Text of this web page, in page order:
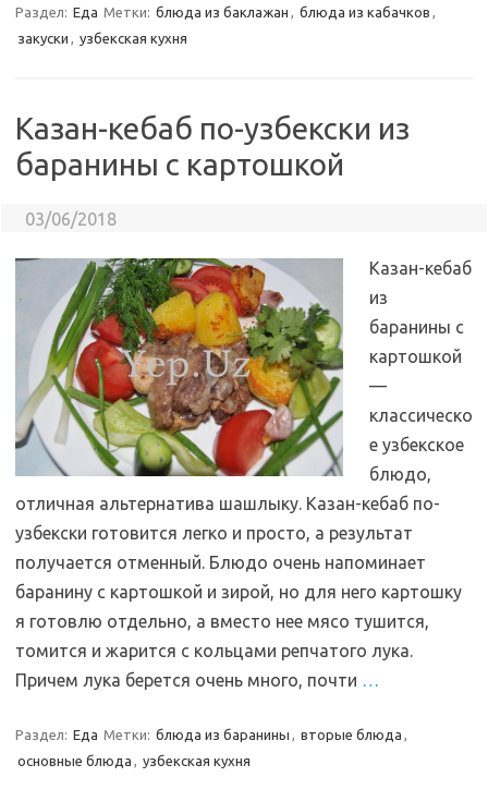
Раздел: Еда Метки: блюда из баклажан , блюда из кабачков ,
закуски , узбекская кухня
Казан-кебаб по-узбекски из
баранины с картошкой
03/06/2018
Казан-кебаб
из
баранины с
картошкой
—
классическо
е узбекское
блюдо,
отличная альтернатива шашлыку. Казан-кебаб по-
узбекски готовится легко и просто, а результат
получается отменный. Блюдо очень напоминает
баранину с картошкой и зирой, но для него картошку
я готовлю отдельно, а вместо нее мясо тушится,
томится и жарится с кольцами репчатого лука.
Причем лука берется очень много, почти …
Раздел: Еда Метки: блюда из баранины , вторые блюда ,
основные блюда , узбекская кухня